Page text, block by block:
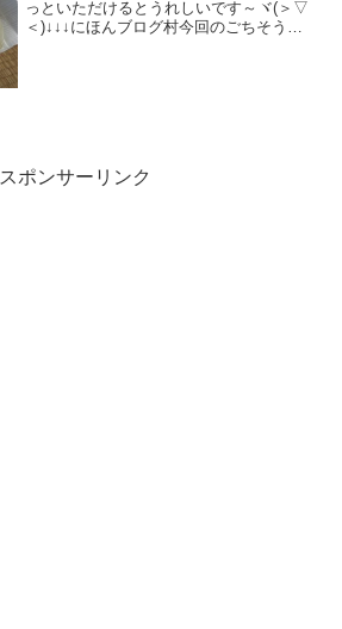
っといただけるとうれしいです～ヾ(＞▽
＜)↓↓↓にほんブログ村今回のごちそうは
スポンサーリンク